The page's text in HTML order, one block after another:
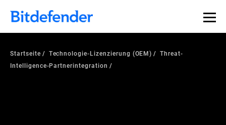
Startseite Technologie-Lizenzierung (OEM)
Threat-
Intelligence-Partnerintegration